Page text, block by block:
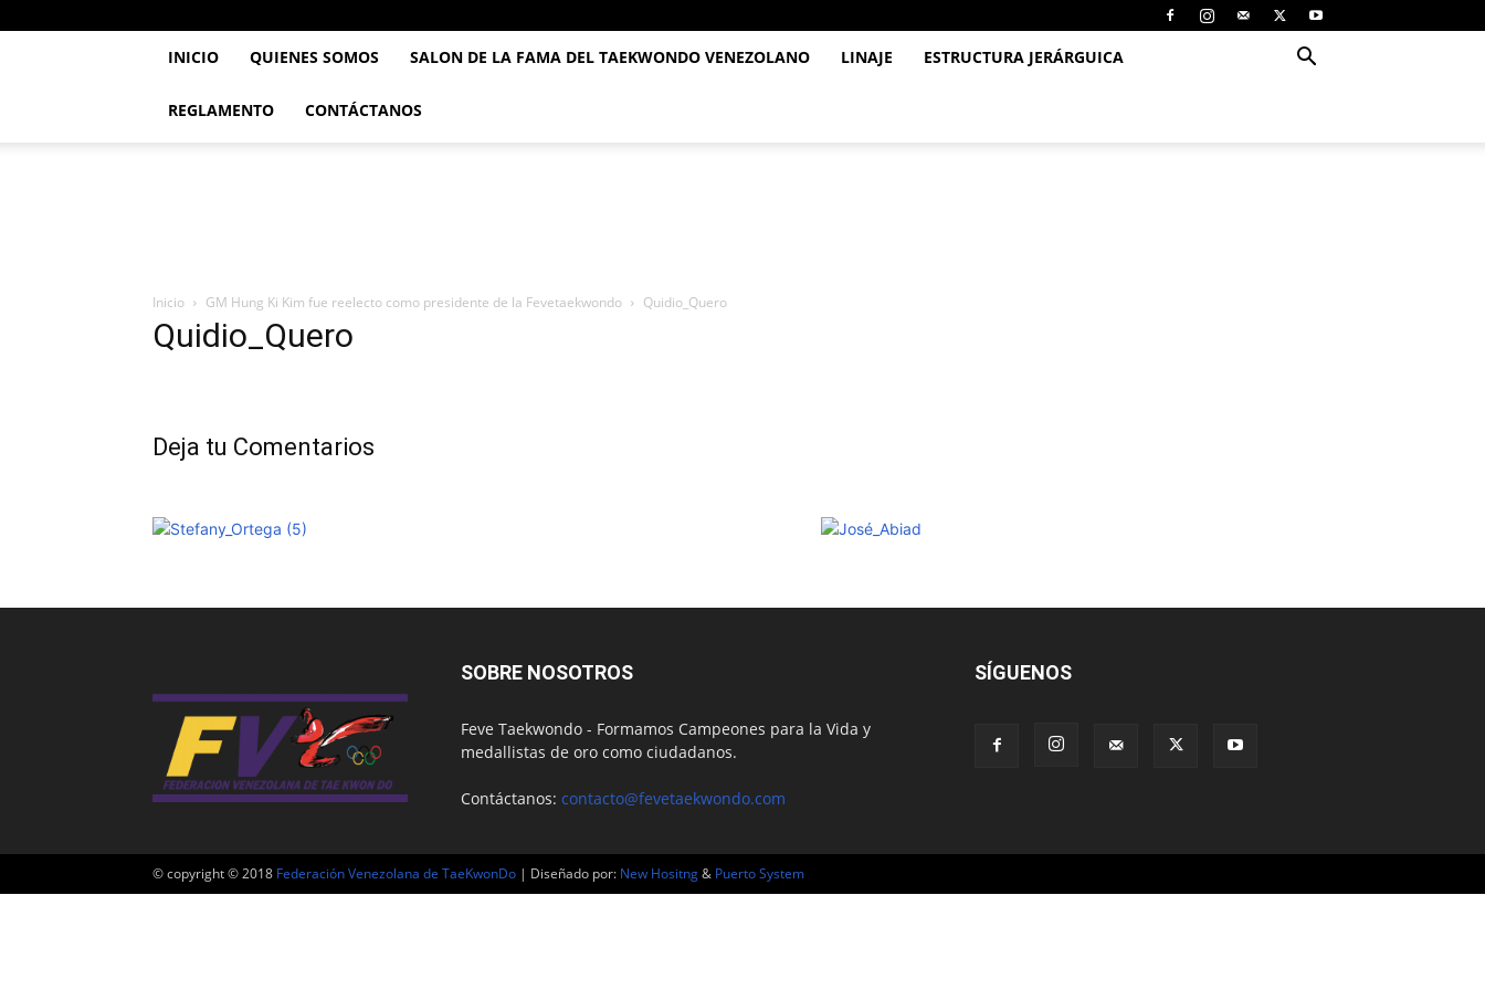
INICIO QUIENES SOMOS SALON DE LA FAMA DEL TAEKWONDO VENEZOLANO LINAJE ESTRUCTURA JERÁRGUICA
REGLAMENTO CONTÁCTANOS
Inicio GM Hung Ki Kim fue reelecto como presidente de la Fevetaekwondo Quidio_Quero
Quidio_Quero
Deja tu Comentarios
SOBRE NOSOTROS
Feve Taekwondo - Formamos Campeones para la Vida y
medallistas de oro como ciudadanos.
Contáctanos: contacto@fevetaekwondo.com
SÍGUENOS
© copyright © 2018 Federación Venezolana de TaeKwonDo | Diseñado por: New Hositng& Puerto System